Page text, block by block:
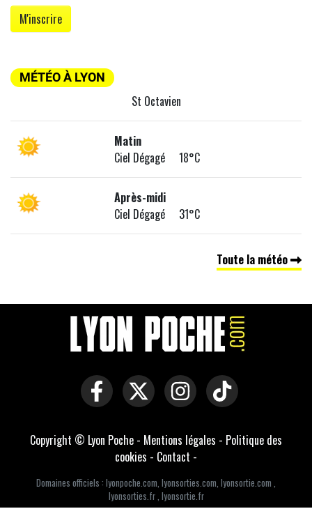
MÉTÉO À LYON
St Octavien
Matin
Ciel Dégagé 18°C
Après-midi
Ciel Dégagé 31°C
Toute la météo
Copyright © Lyon Poche - Mentions légales - Politique des
cookies - Contact -
Domaines officiels : lyonpoche.com, lyonsorties.com, lyonsortie.com ,
lyonsorties.fr, lyonsortie.fr